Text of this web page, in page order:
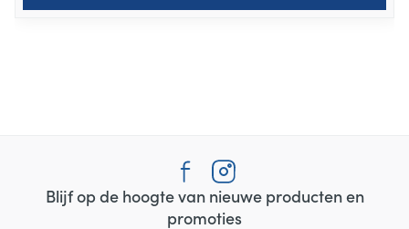
Blijf op de hoogte van nieuwe producten en
promoties